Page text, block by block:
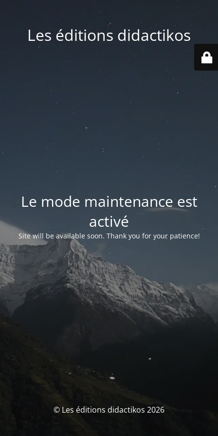
Les éditions didactikos
Le mode maintenance est
activé
Site will be available soon. Thank you for your patience!
© Les éditions didactikos 2026